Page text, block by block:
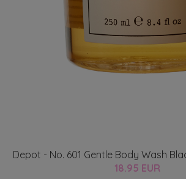
Depot - No. 601 Gentle Body Wash
18.95 EUR